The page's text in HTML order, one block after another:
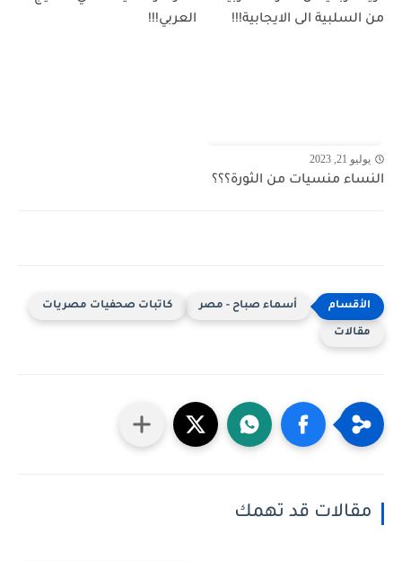
من السلبية الى الايجابية!!!
العربي!!!
يوليو 21, 2023
النساء منسيات من الثورة؟؟؟
أسماء صباح - مصر كاتبات صحفيات مصريات
مقالات
مقالات قد تهمك